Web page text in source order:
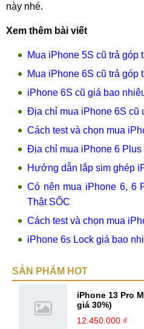
này nhé.
Xem thêm bài viết
Mua iPhone 5S cũ trả góp
Mua iPhone 6S cũ trả góp
iPhone 6S cũ giá bao
Địa chỉ mua iPhone 6S cũ
Cách test và chọn mua
Địa chỉ mua iPhone 6 Plus
Hướng dẫn lắp sim ghép
Có nên mua iPhone 6, 6
Thật SỐC
Cách test và chọn mua
iPhone 6s Lock giá bao
SẢN PHẨM HOT
iPhone 13 Pro
giá 30%)
12.450.000 ₫